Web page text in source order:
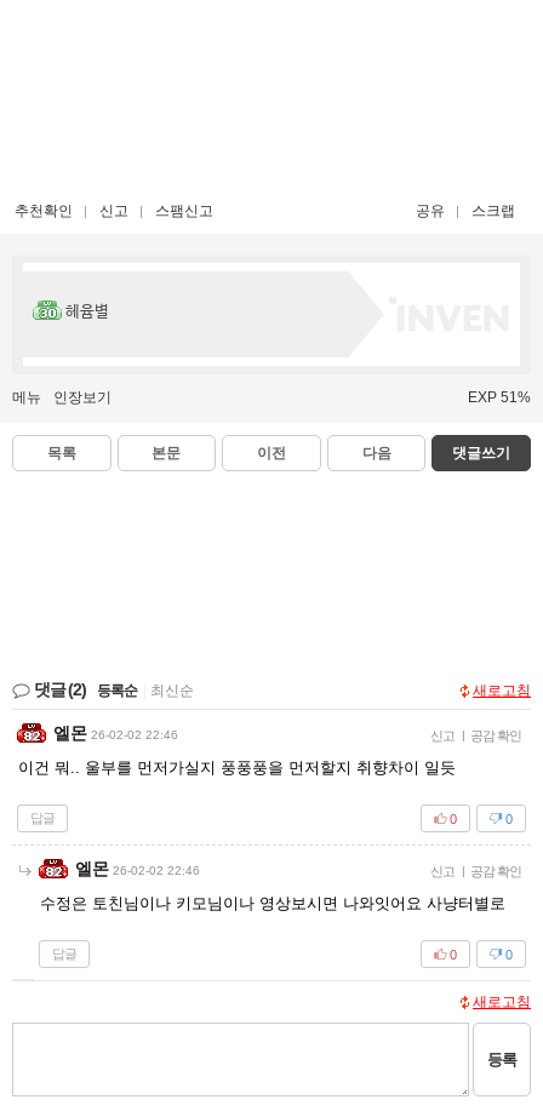
추천확인 신고 스팸신고 공유 스크랩
헤윰별
메뉴 인장보기 EXP 51%
목록 본문 이전 다음 댓글쓰기
댓글(2) 등록순 최신순 새로고침
엘몬 26-02-02 22:46 신고 공감 확인
이건 뭐.. 울부를 먼저가실지 풍풍풍을 먼저할지 취향차이 일듯
답글 0
0
엘몬 26-02-02 22:46 신고 공감 확인
수정은 토친님이나 키모님이나 영상보시면 나와잇어요 사냥터별로
답글 0
0
새로고침
등록